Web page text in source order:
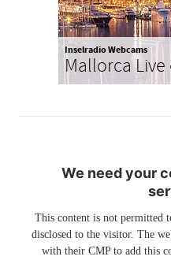
Inselradio Webcams
Mallorca
We need your
This content is not permitted
disclosed to the visitor. The
with their CMP to add this